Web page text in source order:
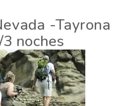
-Tayrona
noches